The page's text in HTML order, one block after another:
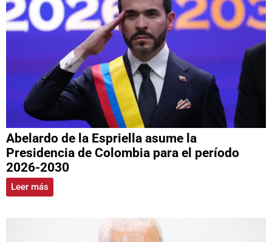
Abelardo de la Espriella asume la
Presidencia de Colombia para el período
2026-2030
Leer más